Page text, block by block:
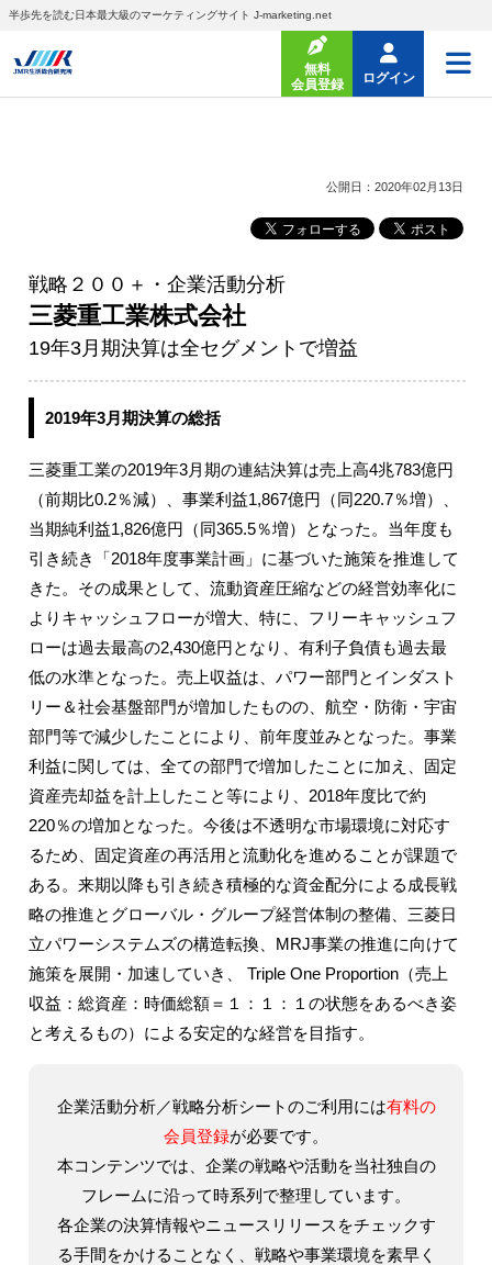
半歩先を読む日本最大級のマーケティングサイト J-marketing.net
無料
会員登録
ログイン
公開日：2020年02月13日
戦略２００＋・企業活動分析
三菱重工業株式会社
19年3月期決算は全セグメントで増益
2019年3月期決算の総括
三菱重工業の2019年3月期の連結決算は売上高4兆783億円
（前期比0.2％減）、事業利益1,867億円（同220.7％増）、
当期純利益1,826億円（同365.5％増）となった。当年度も
引き続き「2018年度事業計画」に基づいた施策を推進して
きた。その成果として、流動資産圧縮などの経営効率化に
よりキャッシュフローが増大、特に、フリーキャッシュフ
ローは過去最高の2,430億円となり、有利子負債も過去最
低の水準となった。売上収益は、パワー部門とインダスト
リー＆社会基盤部門が増加したものの、航空・防衛・宇宙
部門等で減少したことにより、前年度並みとなった。事業
利益に関しては、全ての部門で増加したことに加え、固定
資産売却益を計上したこと等により、2018年度比で約
220％の増加となった。今後は不透明な市場環境に対応す
るため、固定資産の再活用と流動化を進めることが課題で
ある。来期以降も引き続き積極的な資金配分による成長戦
略の推進とグローバル・グループ経営体制の整備、三菱日
立パワーシステムズの構造転換、MRJ事業の推進に向けて
施策を展開・加速していき、 Triple One Proportion（売上
収益：総資産：時価総額＝１：１：１の状態をあるべき姿
と考えるもの）による安定的な経営を目指す。
企業活動分析／戦略分析シートのご利用には有料の
会員登録が必要です。
本コンテンツでは、企業の戦略や活動を当社独自の
フレームに沿って時系列で整理しています。
各企業の決算情報やニュースリリースをチェックす
る手間をかけることなく、戦略や事業環境を素早く